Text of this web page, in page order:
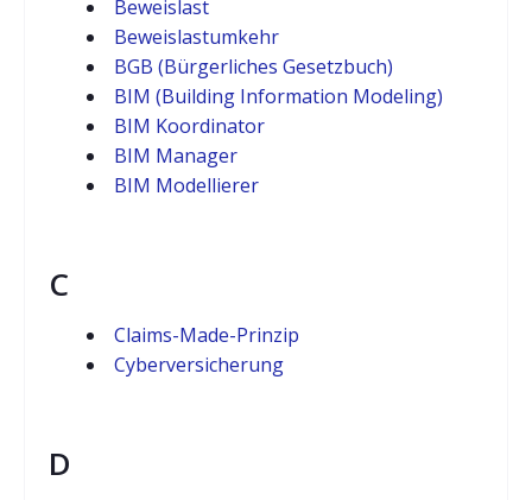
Beweislast
Beweislastumkehr
BGB (Bürgerliches Gesetzbuch)
BIM (Building Information Modeling)
BIM Koordinator
BIM Manager
BIM Modellierer
C
Claims-Made-Prinzip
Cyberversicherung
D